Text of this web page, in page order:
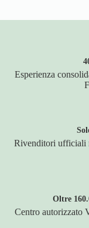
Esperienza
Rivenditori ufficiali
Oltre
Centro autorizzato